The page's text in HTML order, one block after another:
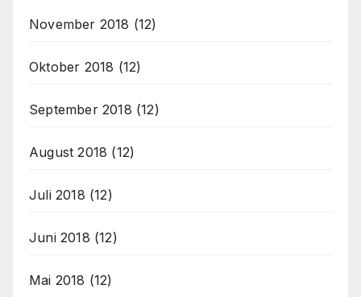
November 2018 (12)
Oktober 2018 (12)
September 2018 (12)
August 2018 (12)
Juli 2018 (12)
Juni 2018 (12)
Mai 2018 (12)